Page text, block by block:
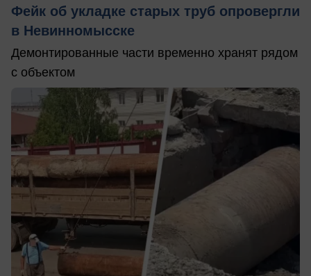
Фейк об укладке старых труб опровергли
в Невинномысске
Демонтированные части временно хранят рядом
с объектом